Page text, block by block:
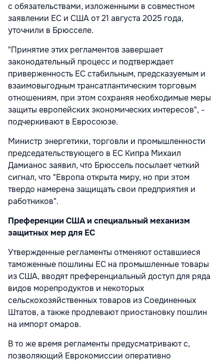
с обязательствами, изложенными в совместном
заявлении ЕС и США от 21 августа 2025 года,
уточнили в Брюсселе.
"Принятие этих регламентов завершает
законодательный процесс и подтверждает
приверженность ЕС стабильным, предсказуемым и
взаимовыгодным трансатлантическим торговым
отношениям, при этом сохраняя необходимые меры
защиты европейских экономических интересов", -
подчеркивают в Евросоюзе.
Министр энергетики, торговли и промышленности
председательствующего в ЕС Кипра Михаил
Дамианос заявил, что Брюссель посылает четкий
сигнал, что "Европа открыта миру, но при этом
твердо намерена защищать свои предприятия и
работников".
Преференции США и специальный механизм
защитных мер для ЕС
Утвержденные регламенты отменяют оставшиеся
таможенные пошлины ЕС на промышленные товары
из США, вводят преференциальный доступ для ряда
видов морепродуктов и некоторых
сельскохозяйственных товаров из Соединенных
Штатов, а также продлевают приостановку пошлин
на импорт омаров.
В то же время регламенты предусматривают с,
позволяющий Еврокомиссии оперативно